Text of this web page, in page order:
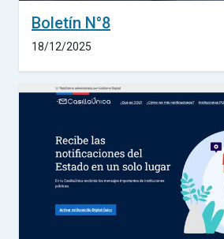
Boletín N°8
18/12/2025